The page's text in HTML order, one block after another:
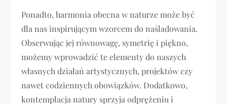
Ponadto, harmonia obecna w naturze może być
dla nas inspirującym wzorcem do naśladowania.
Obserwując jej równowagę, symetrię i piękno,
możemy wprowadzić te elementy do naszych
własnych działań artystycznych, projektów czy
nawet codziennych obowiązków. Dodatkowo,
kontemplacja natury sprzyja odprężeniu i